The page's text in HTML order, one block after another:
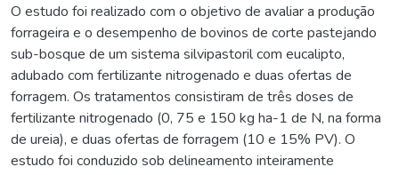
O estudo foi realizado com o objetivo de avaliar a produção
forrageira e o desempenho de bovinos de corte pastejando
sub-bosque de um sistema silvipastoril com eucalipto,
adubado com fertilizante nitrogenado e duas ofertas de
forragem. Os tratamentos consistiram de três doses de
fertilizante nitrogenado (0, 75 e 150 kg ha-1 de N, na forma
de ureia), e duas ofertas de forragem (10 e 15% PV). O
estudo foi conduzido sob delineamento inteiramente